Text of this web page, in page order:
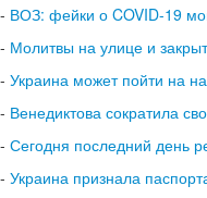
- ВОЗ: фейки о COVID-19
- Молитвы на улице и
- Украина может пойти на
- Венедиктова сократила
- Сегодня последний день
- Украина признала